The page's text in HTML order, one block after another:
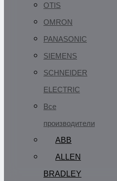
OTIS
OMRON
PANASONIC
SIEMENS
SCHNEIDER
ELECTRIC
Все
производители
ABB
ALLEN
BRADLEY